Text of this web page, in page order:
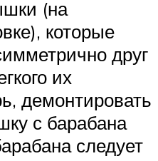
(на
которые
друг
их
демонтировать
с барабана
следует